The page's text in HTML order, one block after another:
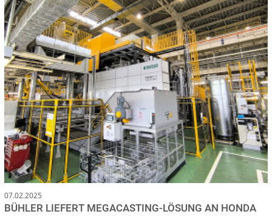
07.02.2025
BÜHLER LIEFERT MEGACASTING-LÖSUNG AN HONDA